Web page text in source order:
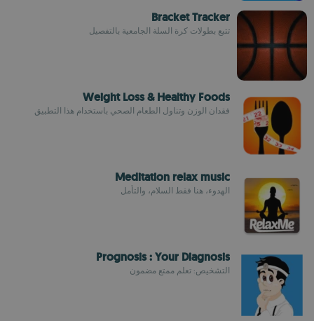
Bracket Tracker
تتبع بطولات كرة السلة الجامعية بالتفصيل
Weight Loss & Healthy Foods
فقدان الوزن وتناول الطعام الصحي باستخدام هذا التطبيق
Meditation relax music
الهدوء، هنا فقط السلام، والتأمل
Prognosis : Your Diagnosis
التشخيص: تعلم ممتع مضمون